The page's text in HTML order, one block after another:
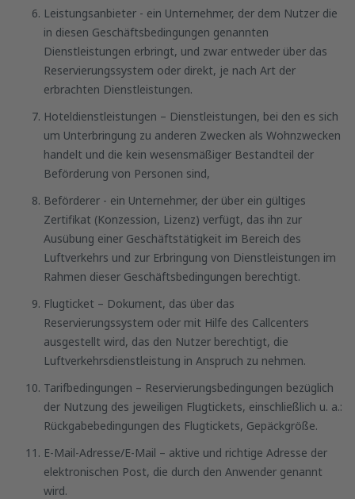
Leistungsanbieter - ein Unternehmer, der dem Nutzer die
in diesen Geschäftsbedingungen genannten
Dienstleistungen erbringt, und zwar entweder über das
Reservierungssystem oder direkt, je nach Art der
erbrachten Dienstleistungen.
Hoteldienstleistungen – Dienstleistungen, bei den es sich
um Unterbringung zu anderen Zwecken als Wohnzwecken
handelt und die kein wesensmäßiger Bestandteil der
Beförderung von Personen sind,
Beförderer - ein Unternehmer, der über ein gültiges
Zertifikat (Konzession, Lizenz) verfügt, das ihn zur
Ausübung einer Geschäftstätigkeit im Bereich des
Luftverkehrs und zur Erbringung von Dienstleistungen im
Rahmen dieser Geschäftsbedingungen berechtigt.
Flugticket – Dokument, das über das
Reservierungssystem oder mit Hilfe des Callcenters
ausgestellt wird, das den Nutzer berechtigt, die
Luftverkehrsdienstleistung in Anspruch zu nehmen.
Tarifbedingungen – Reservierungsbedingungen bezüglich
der Nutzung des jeweiligen Flugtickets, einschließlich u. a.:
Rückgabebedingungen des Flugtickets, Gepäckgröße.
E-Mail-Adresse/E-Mail – aktive und richtige Adresse der
elektronischen Post, die durch den Anwender genannt
wird.